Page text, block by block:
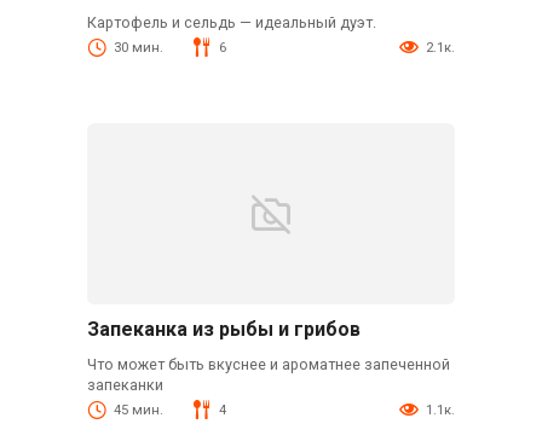
Картофель и сельдь — идеальный дуэт.
30 мин. 6 2.1к.
Запеканка из рыбы и грибов
Что может быть вкуснее и ароматнее запеченной
запеканки
45 мин. 4 1.1к.